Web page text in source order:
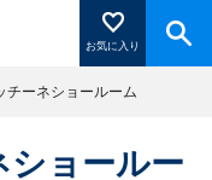
お気に入り
を押すと登録した
チーネショールーム
ショールー